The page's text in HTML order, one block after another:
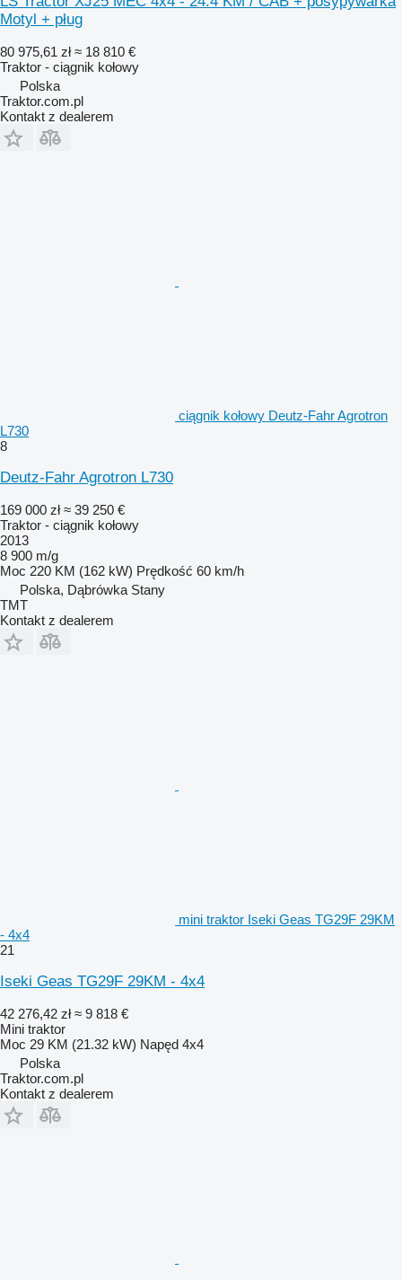
Motyl + pług
80 975,61 zł ≈ 18 810 €
Traktor - ciągnik kołowy
Polska
Traktor.com.pl
Kontakt z dealerem
ciągnik kołowy Deutz-Fahr Agrotron
L730
8
Deutz-Fahr Agrotron L730
169 000 zł ≈ 39 250 €
Traktor - ciągnik kołowy
2013
8 900 m/g
Moc 220 KM (162 kW) Prędkość 60 km/h
Polska, Dąbrówka Stany
TMT
Kontakt z dealerem
mini traktor Iseki Geas TG29F 29KM
- 4x4
21
Iseki Geas TG29F 29KM - 4x4
42 276,42 zł ≈ 9 818 €
Mini traktor
Moc 29 KM (21.32 kW) Napęd 4x4
Polska
Traktor.com.pl
Kontakt z dealerem